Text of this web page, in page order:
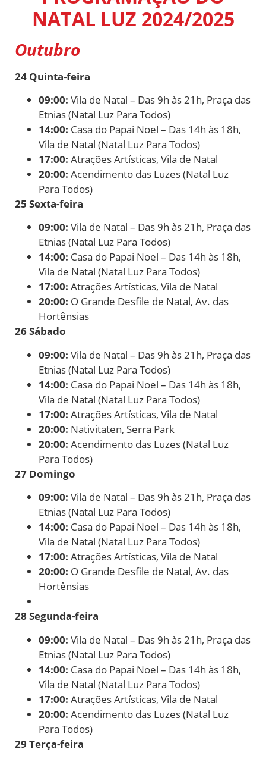
NATAL LUZ 2024/2025
Outubro
24 Quinta-feira
09:00: Vila de Natal – Das 9h às 21h, Praça das
Etnias (Natal Luz Para Todos)
14:00: Casa do Papai Noel – Das 14h às 18h,
Vila de Natal (Natal Luz Para Todos)
17:00: Atrações Artísticas, Vila de Natal
20:00: Acendimento das Luzes (Natal Luz
Para Todos)
25 Sexta-feira
09:00: Vila de Natal – Das 9h às 21h, Praça das
Etnias (Natal Luz Para Todos)
14:00: Casa do Papai Noel – Das 14h às 18h,
Vila de Natal (Natal Luz Para Todos)
17:00: Atrações Artísticas, Vila de Natal
20:00: O Grande Desfile de Natal, Av. das
Hortênsias
26 Sábado
09:00: Vila de Natal – Das 9h às 21h, Praça das
Etnias (Natal Luz Para Todos)
14:00: Casa do Papai Noel – Das 14h às 18h,
Vila de Natal (Natal Luz Para Todos)
17:00: Atrações Artísticas, Vila de Natal
20:00: Nativitaten, Serra Park
20:00: Acendimento das Luzes (Natal Luz
Para Todos)
27 Domingo
09:00: Vila de Natal – Das 9h às 21h, Praça das
Etnias (Natal Luz Para Todos)
14:00: Casa do Papai Noel – Das 14h às 18h,
Vila de Natal (Natal Luz Para Todos)
17:00: Atrações Artísticas, Vila de Natal
20:00: O Grande Desfile de Natal, Av. das
Hortênsias
28 Segunda-feira
09:00: Vila de Natal – Das 9h às 21h, Praça das
Etnias (Natal Luz Para Todos)
14:00: Casa do Papai Noel – Das 14h às 18h,
Vila de Natal (Natal Luz Para Todos)
17:00: Atrações Artísticas, Vila de Natal
20:00: Acendimento das Luzes (Natal Luz
Para Todos)
29 Terça-feira